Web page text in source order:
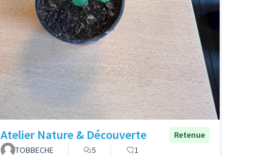
Atelier Nature & Découverte
Retenue
TOBBECHE
5 1